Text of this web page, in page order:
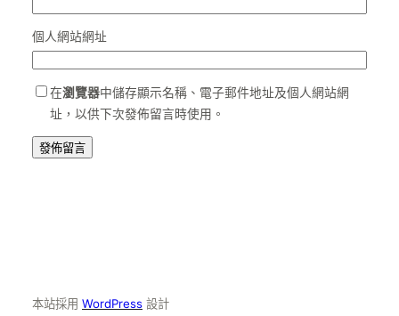
個人網站網址
在瀏覽器中儲存顯示名稱、電子郵件地址及個人網站網
址，以供下次發佈留言時使用。
本站採用 WordPress 設計